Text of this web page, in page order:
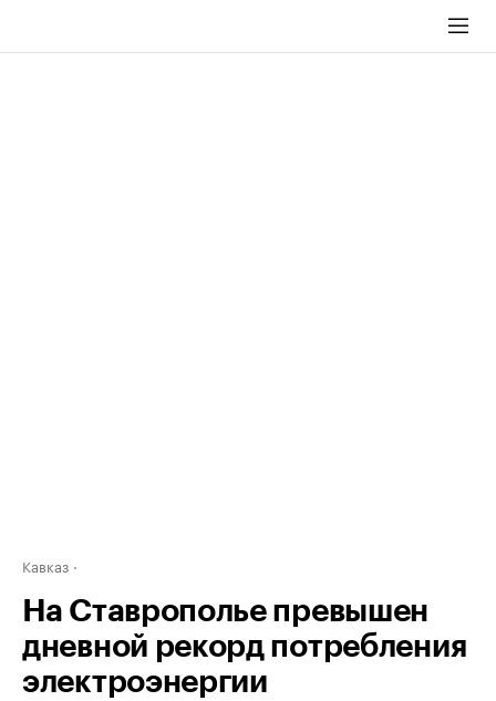
Кавказ
На Ставрополье превышен
дневной рекорд потребления
электроэнергии